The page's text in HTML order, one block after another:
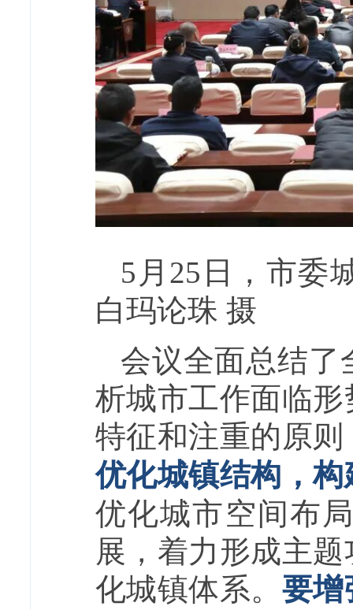
5月25日，市委
白玛论珠 摄
会议全面总结了
析城市工作面临
特征和注重的原
优化城镇结构，
优化城市空间布
展，着力 形成主题
化城镇体系。 要增